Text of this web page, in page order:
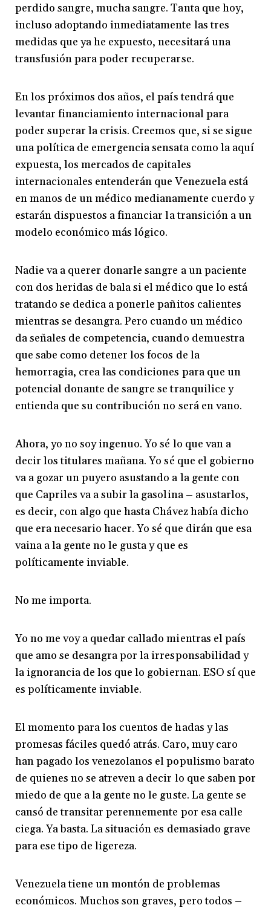
perdido sangre, mucha sangre. Tanta que hoy,
incluso adoptando inmediatamente las tres
medidas que ya he expuesto, necesitará una
transfusión para poder recuperarse.
En los próximos dos años, el país tendrá que
levantar financiamiento internacional para
poder superar la crisis. Creemos que, si se sigue
una política de emergencia sensata como la aquí
expuesta, los mercados de capitales
internacionales entenderán que Venezuela está
en manos de un médico medianamente cuerdo y
estarán dispuestos a financiar la transición a un
modelo económico más lógico.
Nadie va a querer donarle sangre a un paciente
con dos heridas de bala si el médico que lo está
tratando se dedica a ponerle pañitos calientes
mientras se desangra. Pero cuando un médico
da señales de competencia, cuando demuestra
que sabe como detener los focos de la
hemorragia, crea las condiciones para que un
potencial donante de sangre se tranquilice y
entienda que su contribución no será en vano.
Ahora, yo no soy ingenuo. Yo sé lo que van a
decir los titulares mañana. Yo sé que el gobierno
va a gozar un puyero asustando a la gente con
que Capriles va a subir la gasolina – asustarlos,
es decir, con algo que hasta Chávez había dicho
que era necesario hacer. Yo sé que dirán que esa
vaina a la gente no le gusta y que es
políticamente inviable.
No me importa.
Yo no me voy a quedar callado mientras el país
que amo se desangra por la irresponsabilidad y
la ignorancia de los que lo gobiernan. ESO sí que
es políticamente inviable.
El momento para los cuentos de hadas y las
promesas fáciles quedó atrás. Caro, muy caro
han pagado los venezolanos el populismo barato
de quienes no se atreven a decir lo que saben por
miedo de que a la gente no le guste. La gente se
cansó de transitar perennemente por esa calle
ciega. Ya basta. La situación es demasiado grave
para ese tipo de ligereza.
Venezuela tiene un montón de problemas
económicos. Muchos son graves, pero todos –